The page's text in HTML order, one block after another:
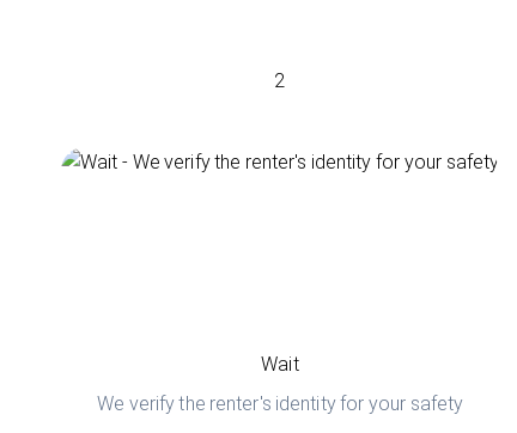
2
Wait
We verify the renter's identity for your safety